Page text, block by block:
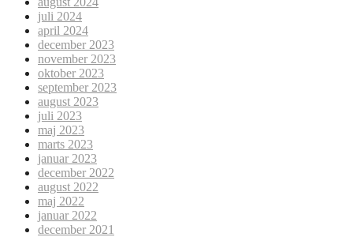
juli 2024
april 2024
december 2023
november 2023
oktober 2023
september 2023
august 2023
juli 2023
maj 2023
marts 2023
januar 2023
december 2022
august 2022
maj 2022
januar 2022
december 2021